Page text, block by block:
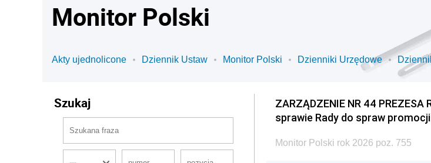
Monitor Polski
Akty ujednolicone Dziennik Ustaw Monitor Polski Dzienniki Urzędowe
Szukaj
ZARZĄDZENIE NR 44
sprawie Rady do spraw
Monitor Polski rok 2026 poz. 755